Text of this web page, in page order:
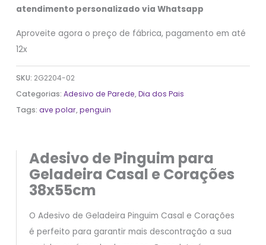
atendimento personalizado via Whatsapp
Aproveite agora o preço de fábrica, pagamento em até
12x
SKU: 2G2204-02
Categorias:Adesivo de Parede,Dia dos Pais
Tags:ave polar,penguin
Adesivo de Pinguim para
Geladeira Casal e Corações
38x55cm
O Adesivo de Geladeira Pinguim Casal e Corações
é perfeito para garantir mais descontração a sua